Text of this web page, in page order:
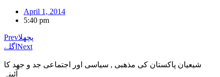
April 1, 2014
5:40 pm
Prevپچھلا
اگلے Next
شیعیان پاکستان کی مذهبی , سیاسی اور اجتماعی جد و جهد کا
آئینہ